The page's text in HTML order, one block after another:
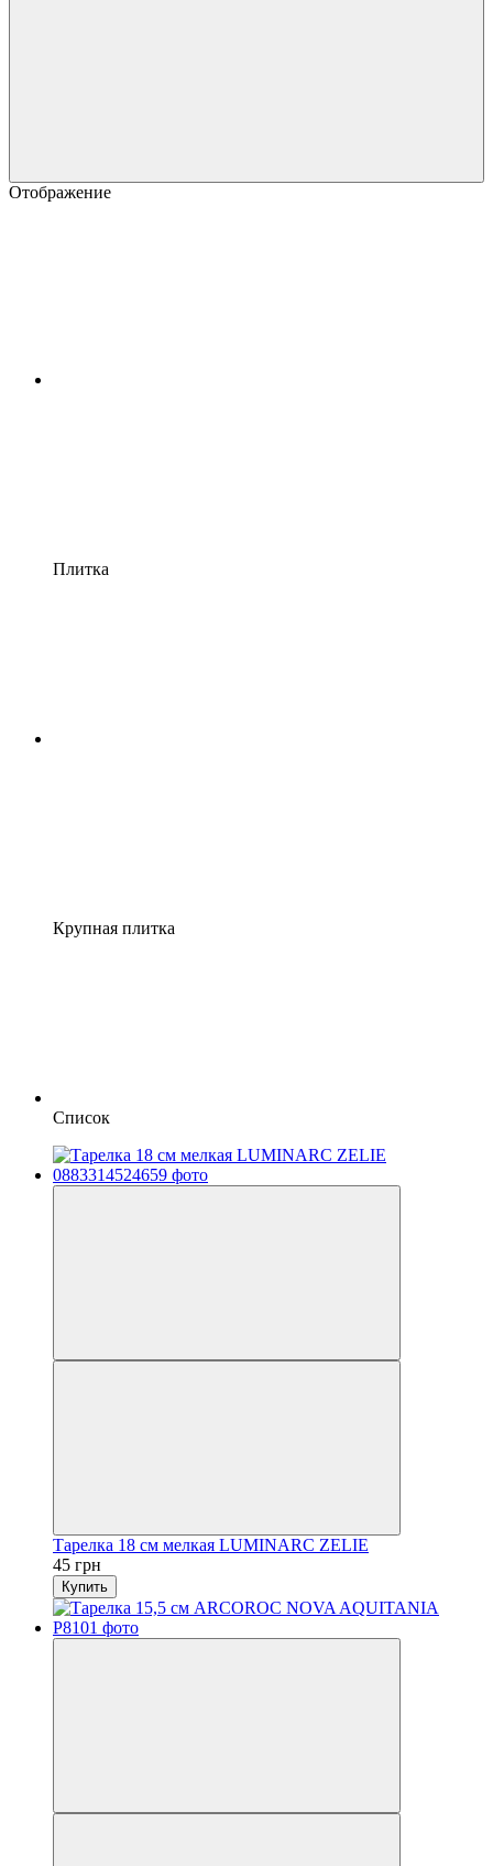
Отображение
Плитка
Крупная плитка
Список
Тарелка 18 см мелкая LUMINARC ZELIE
45 грн
Купить